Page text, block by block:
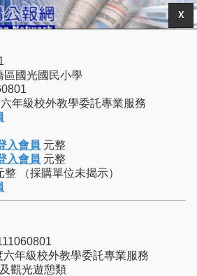
X
區國光國民小學
年級校外教學委託專業服務
入會員 元整
入會員 元整
整 （採購單位未揭示）
六年級校外教學委託專業服務
觀光遊憩類